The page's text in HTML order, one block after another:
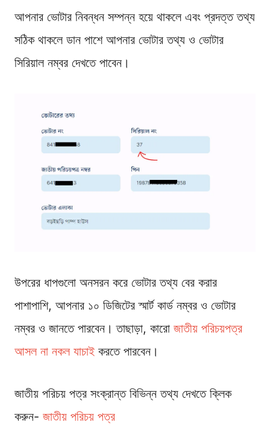
আপনার ভোটার নিবন্ধন সম্পন্ন হয়ে থাকলে এবং প্রদত্ত তথ্য
সঠিক থাকলে ডান পাশে আপনার ভোটার তথ্য ও ভোটার
সিরিয়াল নম্বর দেখতে পাবেন।
উপরের ধাপগুলো অনসরন করে ভোটার তথ্য বের করার
পাশাপাশি, আপনার ১০ ডিজিটের স্মার্ট কার্ড নম্বর ও ভোটার
নম্বর ও জানতে পারবেন। তাছাড়া, কারো জাতীয় পরিচয়পত্র
আসল না নকল যাচাই করতে পারবেন।
জাতীয় পরিচয় পত্র সংক্রান্ত বিভিন্ন তথ্য দেখতে ক্লিক
করুন- জাতীয় পরিচয় পত্র